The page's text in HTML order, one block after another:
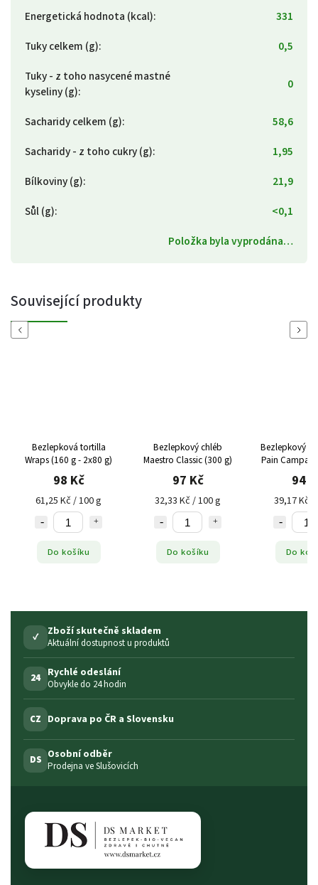
Energetická hodnota (kcal):
331
Tuky celkem (g):
0,5
Tuky - z toho nasycené mastné
kyseliny (g): 0
Sacharidy celkem (g):
58,6
Sacharidy - z toho cukry (g):
1,95
Bílkoviny (g):
21,9
Sůl (g):
<0,1
Položka byla vyprodána…
Související produkty
Previous
Bezlepková tortilla
Wraps (160 g - 2x80 g)
98 Kč
61,25 Kč / 100 g
Do košíku
Bezlepkový chléb
Maestro Classic (300 g)
97 Kč
32,33 Kč / 100 g
Do košíku
Bezlepkový
Pain
g)
94
39,17 Kč /
Do
Next
✓ Zboží skutečně skladem
Aktuální dostupnost u produktů
24 Rychlé odeslání
Obvykle do 24 hodin
CZ Doprava po ČR a Slovensku
DS Osobní odběr
Prodejna ve Slušovicích